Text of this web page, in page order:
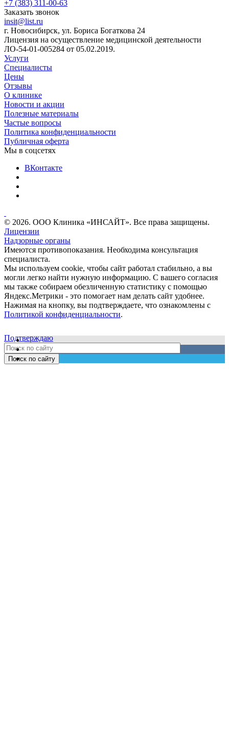
+7 (383) 311-00-63
Заказать звонок
insit@list.ru
г. Новосибирск, ул. Бориса Богаткова 24
Лицензия на осуществление медицинской деятельности
ЛО-54-01-005284 от 05.02.2019.
Услуги
Специалисты
Цены
Отзывы
О клинике
Новости и акции
Полезные материалы
Частые вопросы
Политика конфиденциальности
Публичная оферта
Мы в соцсетях
ВКонтакте
© 2026. ООО Клиника «ИНСАЙТ». Все права защищены.
Лицензии
Надзорные органы
Имеются противопоказания. Необходима консультация
специалиста.
Мы используем cookie, чтобы сайт работал стабильно, а вы
могли легко найти нужную информацию. С вашего согласия
мы также собираем обезличенную статистику с помощью
Яндекс.Метрики - это помогает нам делать сайт удобнее.
Нажимая на кнопку, вы подтверждаете, что ознакомлены с
Политикой конфиденциальности.
Подтверждаю
Поиск по сайту